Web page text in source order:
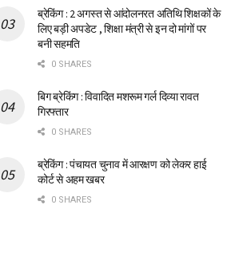
ब्रेकिंग : 2 अगस्त से आंदोलनरत अतिथि शिक्षकों के
लिए बड़ी अपडेट , शिक्षा मंत्री से इन दो मांगों पर
बनी सहमति
0 SHARES
बिग ब्रेकिंग : विवादित मशरूम गर्ल दिव्या रावत
गिरफ्तार
0 SHARES
ब्रेकिंग : पंचायत चुनाव में आरक्षण को लेकर हाई
कोर्ट से अहम खबर
0 SHARES